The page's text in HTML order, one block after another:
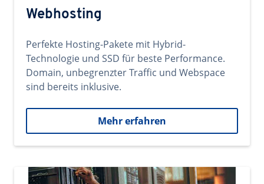
Webhosting
Perfekte Hosting-Pakete mit Hybrid-
Technologie und SSD für beste Performance.
Domain, unbegrenzter Traffic und Webspace
sind bereits inklusive.
Mehr erfahren